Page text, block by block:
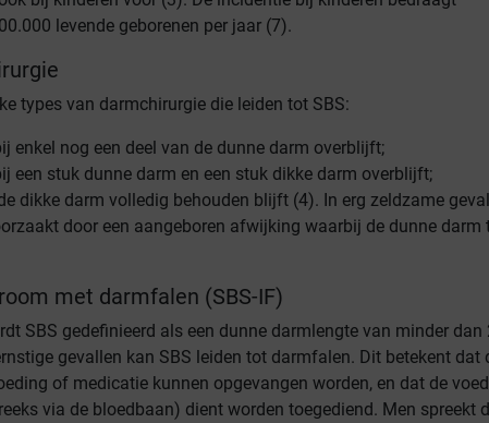
levende geborenen per jaar (7).
types van darmchirurgie die leiden tot SBS:
enkel nog een deel van de dunne darm overblijft;
een stuk dunne darm en een stuk dikke darm overblijft;
dikke darm volledig behouden blijft (4). In erg zeldzame
door een aangeboren afwijking waarbij de dunne darm
met darmfalen (SBS-IF)
SBS gedefinieerd als een dunne darmlengte van minder dan
gevallen kan SBS leiden tot darmfalen. Dit betekent dat
of medicatie kunnen opgevangen worden, en dat de
via de bloedbaan) dient worden toegediend. Men spreekt